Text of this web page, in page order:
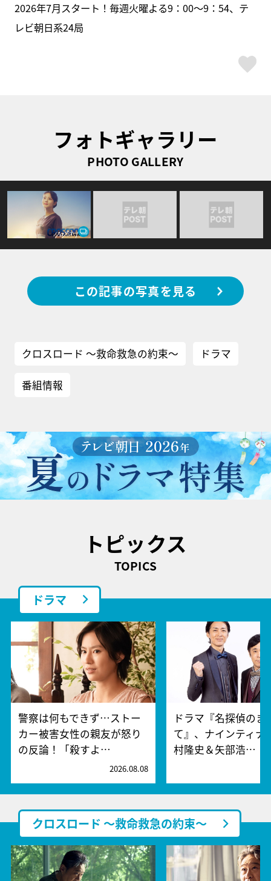
2026年7月スタート！毎週火曜よる9：00～9：54、テ
レビ朝日系24局
フォトギャラリー
PHOTO GALLERY
この記事の写真を見る
クロスロード ～救命救急の約束～ ドラマ
番組情報
トピックス
TOPICS
ドラマ
警察は何もできず…ストー
カー被害女性の親友が怒り
の反論！「殺すよ…
2026.08.08
ドラマ『名探偵のま
て』、ナインティナ
村隆史＆矢部浩…
クロスロード ～救命救急の約束～